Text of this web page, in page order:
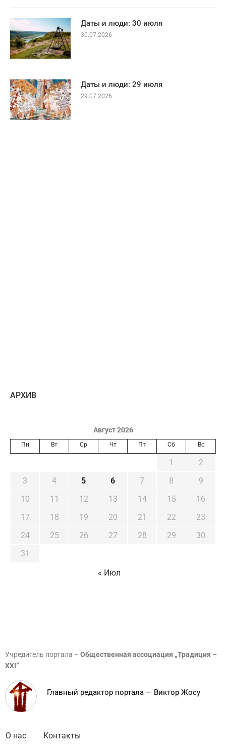
Даты и люди: 30 июля
30.07.2026
Даты и люди: 29 июля
29.07.2026
AРХИВ
Август 2026
Пн Вт Ср Чт Пт Сб Вс
1
2
3
4 5 6 7 8
9
10
11 12 13 14 15
16
17
18 19 20 21 22
23
24
25 26 27 28 29
30
31
« Июл
Учредитель портала – Общественная ассоциация „Традиция –
XXI”
Главный редактор портала — Виктор Жосу
О нас Контакты